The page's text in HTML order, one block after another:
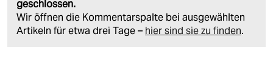
geschlossen.
Wir öffnen die Kommentarspalte bei ausgewählten
Artikeln für etwa drei Tage – hier sind sie zu finden.